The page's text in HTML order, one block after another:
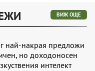
ВИЖ ОЩЕ
най-накрая предложи
но доходоносен
интелект